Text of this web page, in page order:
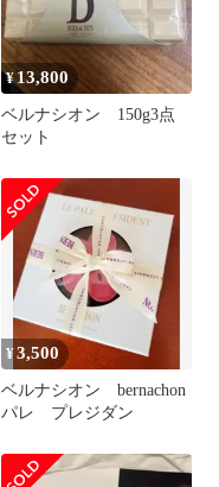
¥ 13,800
ベルナシオン 150g3点
セット
¥3,500
ベルナシオン bernachon
パレ プレジダン